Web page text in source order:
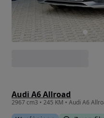
Audi A6 Allroad
2967 cm3 • 245 KM • Audi A6